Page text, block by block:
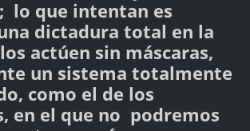
lo que intentan es
dictadura total en la
actúen sin máscaras,
un sistema totalmente
como el de los
en el que no podremos